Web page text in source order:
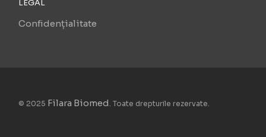
LEGAL
Confidențialitate
© 2025 Filara Biomed . Toate drepturile rezervate.